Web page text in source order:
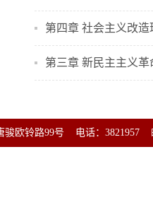
第四章 社会主义改造
第三章 新民主主义革
骏欧铃路99号 电话：3821957